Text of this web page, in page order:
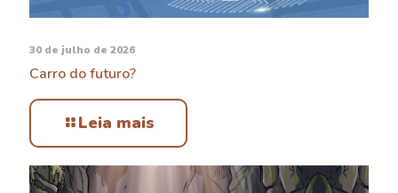
30 de julho de 2026
Carro do futuro?
Leia mais